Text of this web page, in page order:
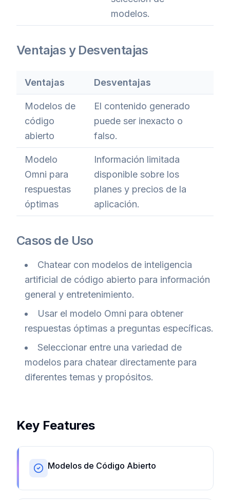
modelos.
Ventajas y Desventajas
Ventajas Desventajas
Modelos de
código
abierto
El contenido generado
puede ser inexacto o
falso.
Modelo
Omni para
respuestas
óptimas
Información limitada
disponible sobre los
planes y precios de la
aplicación.
Casos de Uso
Chatear con modelos de inteligencia
artificial de código abierto para información
general y entretenimiento.
Usar el modelo Omni para obtener
respuestas óptimas a preguntas específicas.
Seleccionar entre una variedad de
modelos para chatear directamente para
diferentes temas y propósitos.
Key Features
Modelos de Código Abierto